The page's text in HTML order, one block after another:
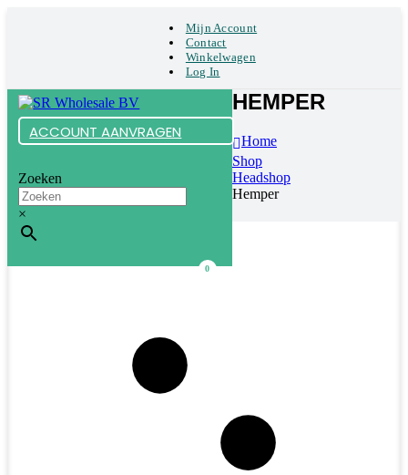
Mijn Account
Contact
Winkelwagen
Log In
ACCOUNT AANVRAGEN
Zoeken
×
0
HEMPER
Home
Shop
Headshop
Hemper